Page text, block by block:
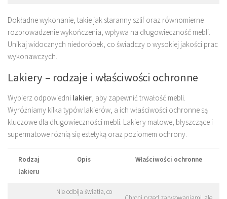
Dokładne wykonanie, takie jak staranny szlif oraz równomierne
rozprowadzenie wykończenia, wpływa na długowieczność mebli.
Unikaj widocznych niedoróbek, co świadczy o wysokiej jakości prac
wykonawczych.
Lakiery – rodzaje i właściwości ochronne
Wybierz odpowiedni lakier, aby zapewnić trwałość mebli.
Wyróżniamy kilka typów lakierów, a ich właściwości ochronne są
kluczowe dla długowieczności mebli. Lakiery matowe, błyszczące i
supermatowe różnią się estetyką oraz poziomem ochrony.
Rodzaj
lakieru
Opis Właściwości ochronne
Nie odbija światła, co